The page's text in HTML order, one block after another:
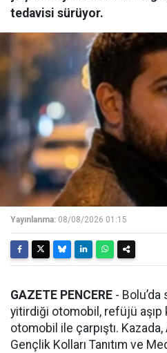
tedavisi sürüyor.
Yayınlanma: 08/08/2026 01:15
GAZETE PENCERE -
yitirdiği otomobil, refüjü aşıp
otomobil ile çarpıştı. Kazada,
Gençlik Kolları Tanıtım ve